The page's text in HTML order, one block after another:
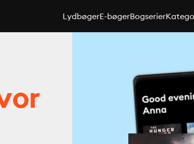
LydbøgerE-bøgerBogserier